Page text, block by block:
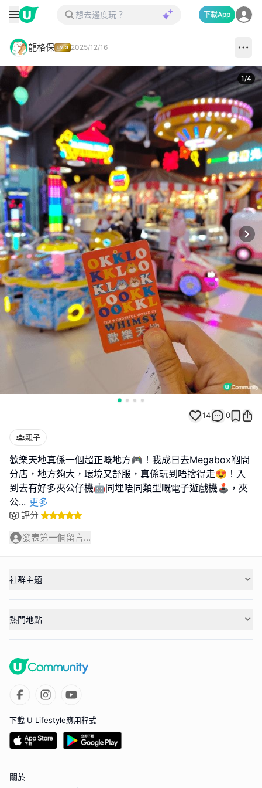
下載App
龍格保 2025/12/16
1/4
14 0
親子
歡樂天地真係一個超正嘅地方🎮！我成日去Megabox嗰間
分店，地方夠大，環境又舒服，真係玩到唔捨得走😍！入
到去有好多夾公仔機🤖同埋唔同類型嘅電子遊戲機🕹️，夾
公... 更多
評分
發表第一個留言...
社群主題
熱門地點
下載 U Lifestyle應用程式
關於